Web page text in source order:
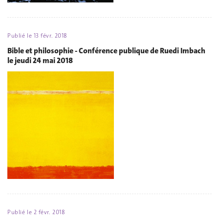
Publié le 13 févr. 2018
Bible et philosophie - Conférence publique de Ruedi Imbach
le jeudi 24 mai 2018
Publié le 2 févr. 2018